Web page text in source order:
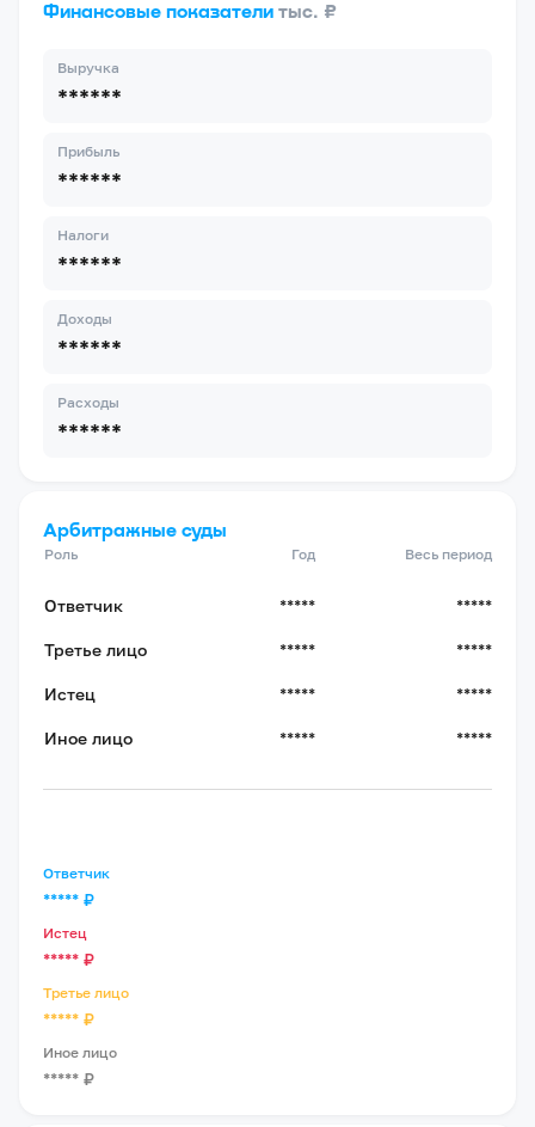
Финансовые показатели тыс. ₽
Выручка
******
Прибыль
******
Налоги
******
Доходы
******
Расходы
******
Арбитражные суды
Роль Год Весь период
Ответчик ***** *****
Третье лицо ***** *****
Истец ***** *****
Иное лицо ***** *****
Ответчик
***** ₽
Истец
***** ₽
Третье лицо
***** ₽
Иное лицо
***** ₽